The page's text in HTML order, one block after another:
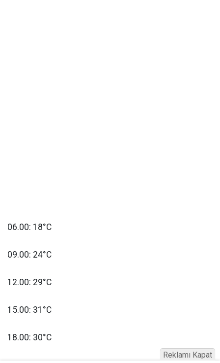
06.00: 18°C
09.00: 24°C
12.00: 29°C
15.00: 31°C
18.00: 30°C
Reklamı Kapat